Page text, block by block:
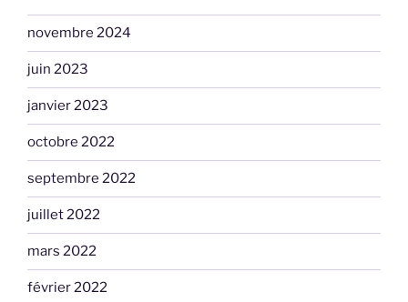
novembre 2024
juin 2023
janvier 2023
octobre 2022
septembre 2022
juillet 2022
mars 2022
février 2022